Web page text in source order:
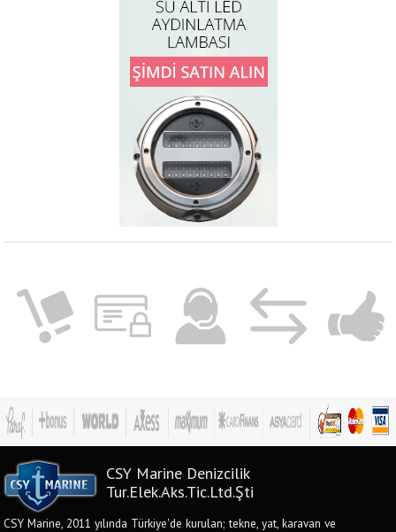
CSY Marine Denizcilik
Tur.Elek.Aks.Tic.Ltd.Şti
CSY Marine, 2011 yılında Türkiye'de kurulan; tekne, yat, karavan ve